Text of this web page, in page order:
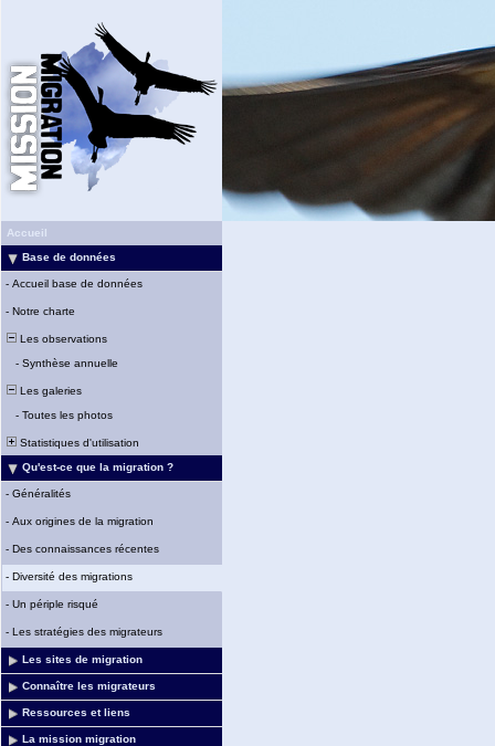
Accueil
Base de données
- Accueil base de données
- Notre charte
Les observations
- Synthèse annuelle
Les galeries
- Toutes les photos
Statistiques d'utilisation
Qu'est-ce que la migration ?
- Généralités
- Aux origines de la migration
- Des connaissances récentes
- Diversité des migrations
- Un périple risqué
- Les stratégies des migrateurs
Les sites de migration
Connaître les migrateurs
Ressources et liens
La mission migration